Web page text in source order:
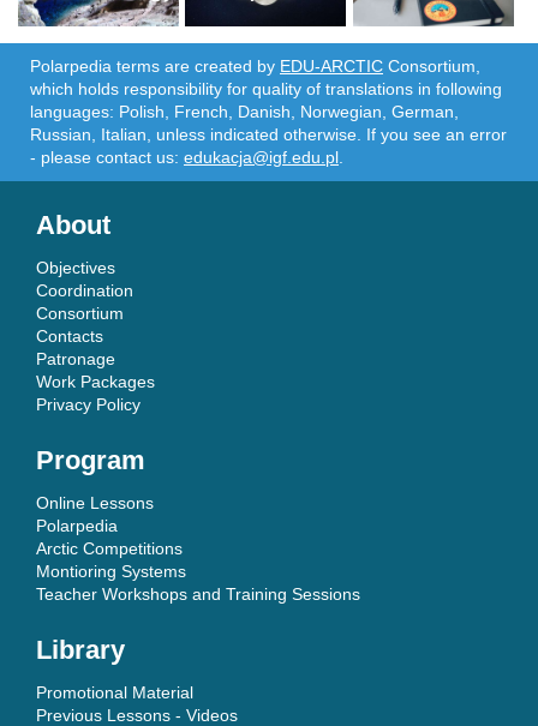
Polarpedia terms are created by EDU-ARCTIC Consortium,
which holds responsibility for quality of translations in following
languages: Polish, French, Danish, Norwegian, German,
Russian, Italian, unless indicated otherwise. If you see an error
- please contact us: edukacja@igf.edu.pl
About
Objectives
Coordination
Consortium
Contacts
Patronage
Work Packages
Privacy Policy
Program
Online Lessons
Polarpedia
Arctic Competitions
Montioring Systems
Teacher Workshops and Training Sessions
Library
Promotional Material
Previous Lessons - Videos